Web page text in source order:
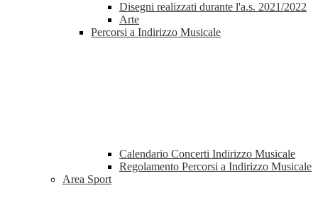
Disegni realizzati durante l'a.s. 2021/2022
Arte
Percorsi a Indirizzo Musicale
Calendario Concerti Indirizzo Musicale
Regolamento Percorsi a Indirizzo Musicale
Area Sport